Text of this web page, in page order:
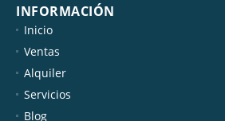
INFORMACIÓN
Inicio
Ventas
Alquiler
Servicios
Blog